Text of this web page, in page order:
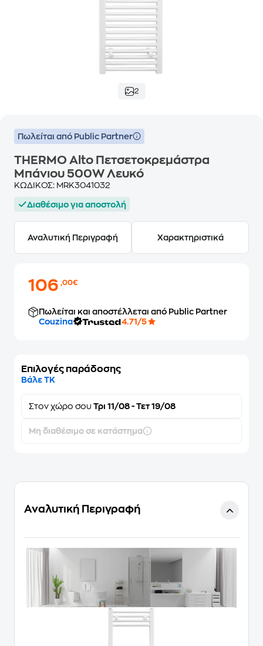
2
Πωλείται από Public Partner
THERMO Alto Πετσετοκρεμάστρα
Μπάνιου 500W Λευκό
ΚΩΔΙΚΟΣ: MRK3041032
Διαθέσιμο για αποστολή
Αναλυτική Περιγραφή Χαρακτηριστικά
106,00€
Πωλείται και αποστέλλεται από Public Partner
Couzina
4.71/5
Επιλογές παράδοσης
Βάλε ΤΚ
Στον χώρο σου Τρι 11/08 - Τετ 19/08
Μη διαθέσιμο σε κατάστημα
Αναλυτική Περιγραφή